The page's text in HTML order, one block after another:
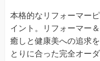
本格的なリフォーマー
イント。リフォーマー
癒しと健康美への追求
とりに合った完全オー